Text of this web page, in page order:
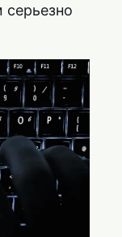
серьезно